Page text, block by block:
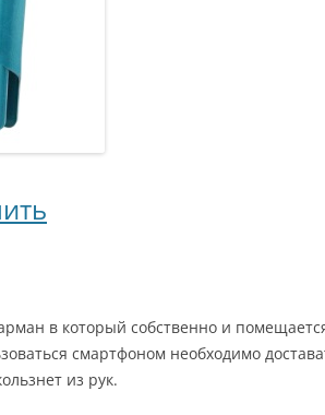
в который собственно и
смартфоном необходимо
из рук.